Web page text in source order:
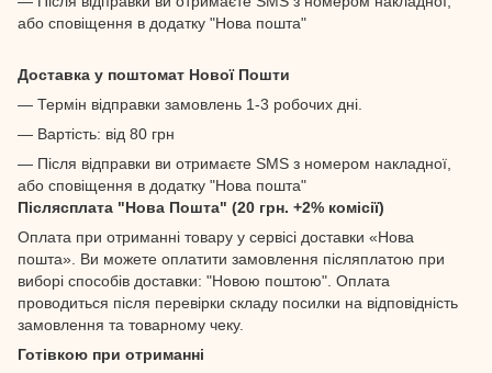
або сповіщення в додатку "Нова пошта"
Доставка у поштомат Нової Пошти
— Термін відправки замовлень 1-3 робочих дні.
— Вартість: від 80 грн
— Після відправки ви отримаєте SMS з номером накладної,
або сповіщення в додатку "Нова пошта"
Післясплата "Нова Пошта" (20 грн. +2% комісії)
Оплата при отриманні товару у сервісі доставки «Нова
пошта». Ви можете оплатити замовлення післяплатою при
виборі способів доставки: "Новою поштою". Оплата
проводиться після перевірки складу посилки на відповідність
замовлення та товарному чеку.
Готівкою при отриманні